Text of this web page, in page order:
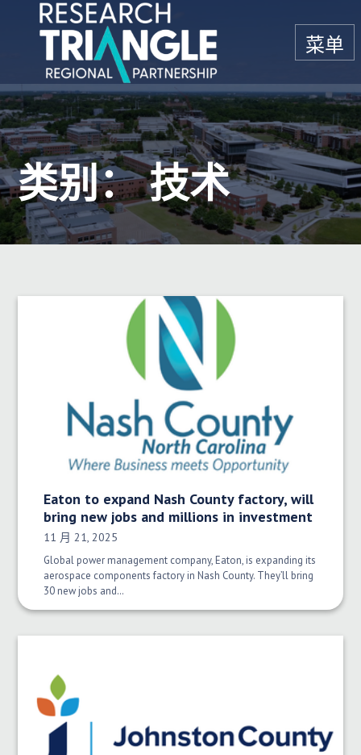
跳至内容
菜单
类别： 技术
Eaton to expand Nash County factory, will
bring new jobs and millions in investment
发布日期：
11 月 21, 2025
Global power management company, Eaton, is expanding its
aerospace components factory in Nash County. They’ll bring
30 new jobs and…